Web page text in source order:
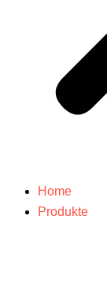
Home
Produkte